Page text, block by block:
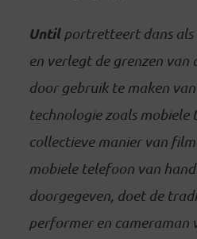
Untilportretteert dans als
en verlegt de grenzen van
door gebruik te maken
technologie zoals mobiele
collectieve manier van
mobiele telefoon van
doorgegeven, doet de
performer en cameraman